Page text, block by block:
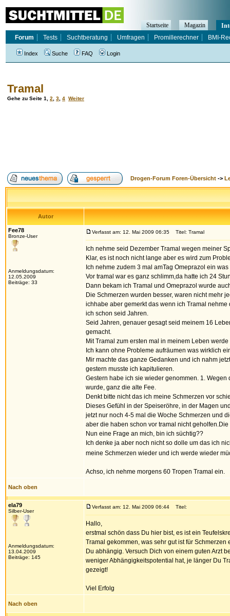
Tramal
Gehe zu Seite 1 2 3 4 Weiter
Drogen-Forum Foren-Übersicht ->
Autor
Fee78
Bronze-User
Anmeldungsdatum:
12.05.2009
Beiträge: 33
Verfasst am: 12. Mai 2009 06:35 Titel: Tramal
Ich nehme seid Dezember Tramal wegen meiner
Klar, es ist noch nicht lange aber es wird zum
Ich nehme zudem 3 mal amTag Omeprazol ein
Vor tramal war es ganz schlimm,da hatte ich 24
Dann bekam ich Tramal und Omeprazol wurde
Die Schmerzen wurden besser, waren nicht mehr
ichhabe aber gemerkt das wenn ich Tramal
ich schon seid Jahren.
Seid Jahren, genauer gesagt seid meinem 16
gemacht.
Mit Tramal zum ersten mal in meinem Leben
Ich kann ohne Probleme aufräumen was wirklich
Mir machte das ganze Gedanken und ich nahm
gestern musste ich kapitulieren.
Gestern habe ich sie wieder genommen. 1.
wurde, ganz die alte Fee.
Denkt bitte nicht das ich meine Schmerzen vor
Dieses Gefühl in der Speiseröhre, in der Magen
jetzt nur noch 4-5 mal die Woche Schmerzen und
aber die haben schon vor tramal nicht
Nun eine Frage an mich, bin ich süchtig??
Ich denke ja aber noch nicht so dolle um das ich
meine Schmerzen wieder und ich werde wieder
Achso, ich nehme morgens 60 Tropen Tramal ein.
Nach oben
ela79
Silber-User
Anmeldungsdatum:
13.04.2009
Beiträge: 145
Verfasst am: 12. Mai 2009 06:44 Titel:
Hallo,
erstmal schön dass Du hier bist, es ist ein
Tramal gekommen, was sehr gut ist für
Du abhängig. Versuch Dich von einem guten Arzt
weniger Abhängigkeitspotential hat, je länger Du
gezeigt!
Viel Erfolg
Nach oben
Startseite Magazin
Forum
Tests Suchtberatung Umfragen Promillerechner BMI-
Index Suche FAQ Login